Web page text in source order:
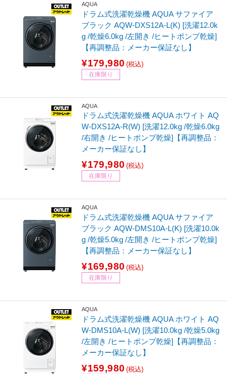
AQUA
ドラム式洗濯乾燥機 AQUA サファイア
ブラック AQW-DXS12A-L(K) [洗濯12.0k
g /乾燥6.0kg /左開き /ヒートポンプ乾燥]
【再調整品：メーカー保証なし】
¥179,980 (税込)
在庫限り
AQUA
ドラム式洗濯乾燥機 AQUA ホワイト AQ
W-DXS12A-R(W) [洗濯12.0kg /乾燥6.0kg
/右開き /ヒートポンプ乾燥]【再調整品：
メーカー保証なし】
¥179,980 (税込)
在庫限り
AQUA
ドラム式洗濯乾燥機 AQUA サファイア
ブラック AQW-DMS10A-L(K) [洗濯10.0k
g /乾燥5.0kg /左開き /ヒートポンプ乾燥]
【再調整品：メーカー保証なし】
¥169,980 (税込)
在庫限り
AQUA
ドラム式洗濯乾燥機 AQUA ホワイト AQ
W-DMS10A-L(W) [洗濯10.0kg /乾燥5.0kg
/左開き /ヒートポンプ乾燥]【再調整品：
メーカー保証なし】
¥159,980 (税込)